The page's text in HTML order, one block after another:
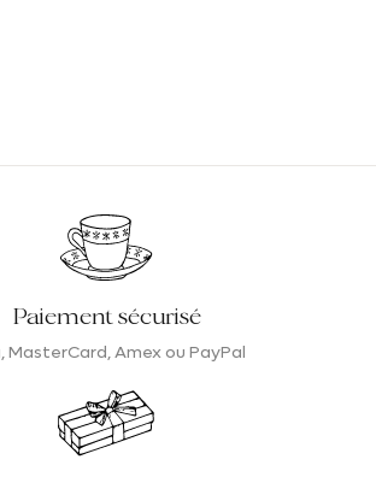
Paiement sécurisé
MasterCard, Amex ou PayPal